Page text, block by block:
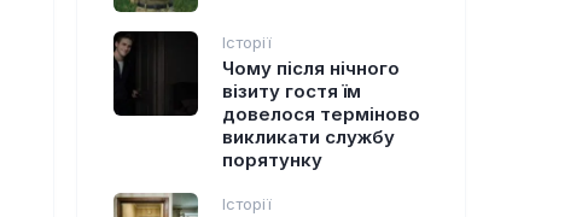
Історії
Чому після нічного
візиту гостя їм
довелося терміново
викликати службу
порятунку
Історії